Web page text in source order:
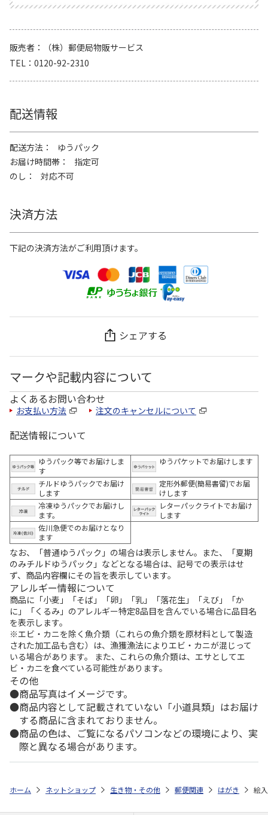
販売者
（株）郵便局物販サービス
TEL
0120-92-2310
配送情報
配送方法
ゆうパック
お届け時間帯
指定可
のし
対応不可
決済方法
下記の決済方法がご利用頂けます。
シェアする
マークや記載内容について
よくあるお問い合わせ
お支払い方法 注文のキャンセルについて
配送情報について
ゆうパック等でお届けしま
す
ゆうパケットでお届けします
チルドゆうパックでお届け
します
定形外郵便(簡易書留)でお届
けします
冷凍ゆうパックでお届けし
ます。
レターパックライトでお届け
します
佐川急便でのお届けとなり
ます
なお、「普通ゆうパック」の場合は表示しません。また、「夏期
のみチルドゆうパック」などとなる場合は、記号での表示はせ
ず、商品内容欄にその旨を表示しています。
アレルギー情報について
商品に「小麦」「そば」「卵」「乳」「落花生」「えび」「か
に」「くるみ」のアレルギー特定8品目を含んでいる場合に品目名
を表示します。
※エビ・カニを除く魚介類（これらの魚介類を原材料として製造
された加工品も含む）は、漁獲漁法によりエビ・カニが混じって
いる場合があります。 また、これらの魚介類は、エサとしてエ
ビ・カニを食べている可能性があります。
その他
商品写真はイメージです。
商品内容として記載されていない「小道具類」はお届け
する商品に含まれておりません。
商品の色は、ご覧になるパソコンなどの環境により、実
際と異なる場合があります。
ホーム ネットショップ 生き物・その他 郵便関連 はがき 絵